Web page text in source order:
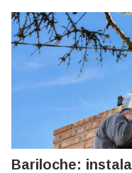
Bariloche: